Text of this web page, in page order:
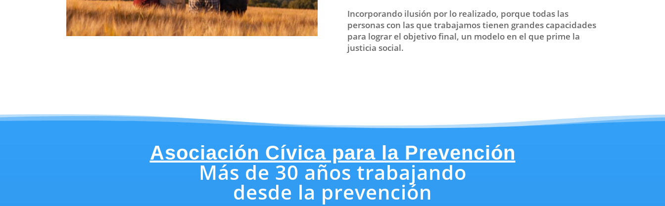
Incorporando ilusión por lo realizado, porque todas las
personas con las que trabajamos tienen grandes capacidades
para lograr el objetivo final, un modelo en el que prime la
justicia social.
Asociación Cívica para la Prevención
Más de 30 años trabajando
desde la prevención